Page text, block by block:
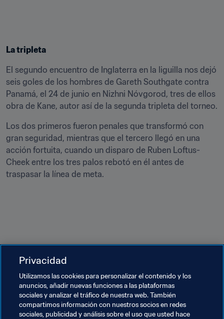
La tripleta
El segundo encuentro de Inglaterra en la liguilla nos dejó
seis goles de los hombres de Gareth Southgate contra
Panamá, el 24 de junio en Nizhni Nóvgorod, tres de ellos
obra de Kane, autor así de la segunda tripleta del torneo.
Los dos primeros fueron penales que transformó con
gran seguridad, mientras que el tercero llegó en una
acción fortuita, cuando un disparo de Ruben Loftus-
Cheek entre los tres palos rebotó en él antes de
traspasar la línea de meta.
Nuevo acierto desde los once metros
Antes de que se cumpliese la hora de juego en el estadio
del Spartak, en Moscú, el último gol de Kane en Rusia
Privacidad
Utilizamos las cookies para personalizar el contenido y los
anuncios, añadir nuevas funciones a las plataformas
sociales y analizar el tráfico de nuestra web. También
compartimos información con nuestros socios en redes
sociales, publicidad y análisis sobre el uso que usted hace